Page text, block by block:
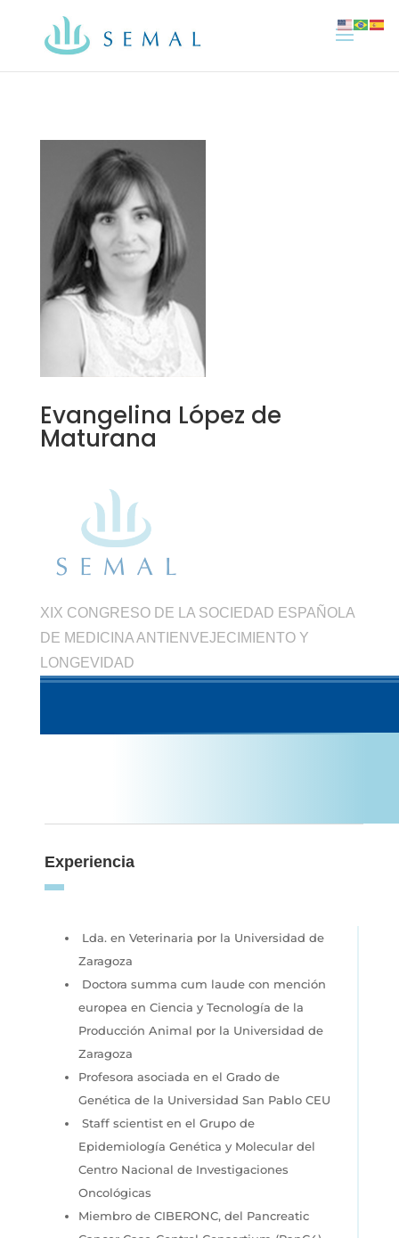
Evangelina López de
Maturana
XIX CONGRESO DE LA SOCIEDAD ESPAÑOLA
DE MEDICINA ANTIENVEJECIMIENTO Y
LONGEVIDAD
Experiencia
Lda. en Veterinaria por la Universidad de
Zaragoza
Doctora summa cum laude con mención
europea en Ciencia y Tecnología de la
Producción Animal por la Universidad de
Zaragoza
Profesora asociada en el Grado de
Genética de la Universidad San Pablo CEU
Staff scientist en el Grupo de
Epidemiología Genética y Molecular del
Centro Nacional de Investigaciones
Oncológicas
Miembro de CIBERONC, del Pancreatic